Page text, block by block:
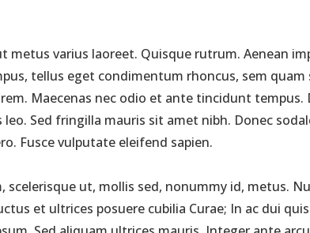
metus varius laoreet. Quisque rutrum. Aenean
tellus eget condimentum rhoncus, sem
Maecenas nec odio et ante tincidunt
Sed fringilla mauris sit amet nibh. Donec
Fusce vulputate eleifend sapien.
scelerisque ut, mollis sed, nonummy id, metus.
et ultrices posuere cubilia Curae; In ac dui